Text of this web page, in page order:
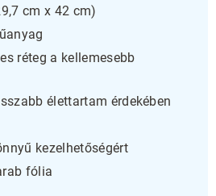
cm x 42 cm)
réteg a kellemesebb
élettartam érdekében
kezelhetőségért
fólia